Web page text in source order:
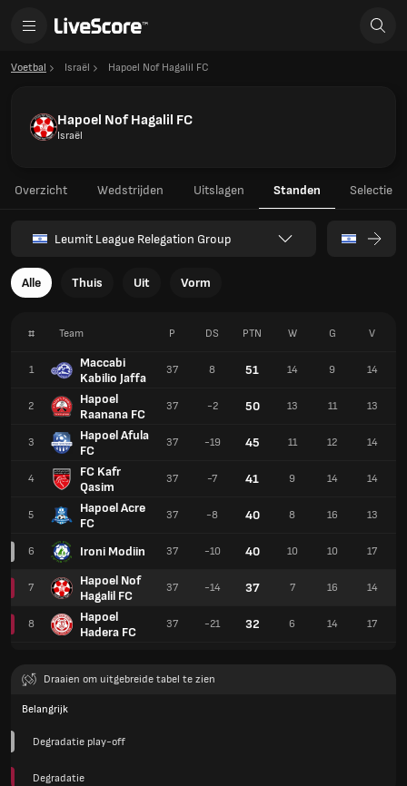
Voetbal Israël Hapoel Nof Hagalil FC
Hapoel Nof Hagalil FC
Israël
Overzicht Wedstrijden Uitslagen Standen Selectie
Leumit League Relegation Group
Alle Thuis Uit Vorm
# Team
1
Maccabi
Kabilio Jaffa
2
Hapoel
Raanana FC
3
Hapoel Afula
FC
4
FC Kafr
Qasim
5
Hapoel Acre
FC
6 Ironi Modiin
7
Hapoel Nof
Hagalil FC
8
Hapoel
Hadera FC
P DS PTN W G V
37 8 51 14 9 14
37 -2 50 13 11 13
37 -19 45 11 12 14
37 -7 41 9 14 14
37 -8 40 8 16 13
37 -10 40 10 10 17
37 -14 37 7 16 14
37 -21 32 6 14 17
Draaien om uitgebreide tabel te zien
Belangrijk
Degradatie play-off
Degradatie